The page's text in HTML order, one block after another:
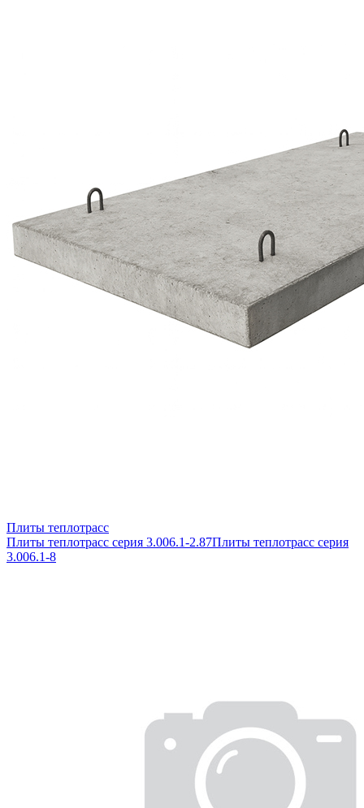
Плиты теплотрасс
Плиты теплотрасс серия 3.006.1-2.87Плиты теплотрасс серия
3.006.1-8